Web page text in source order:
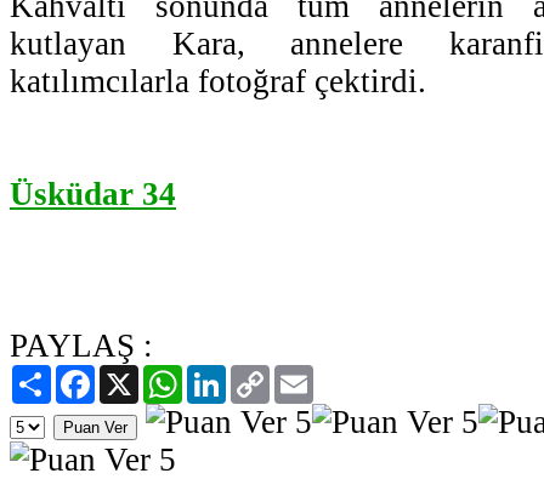
kutlayan Kara, annelere
katılımcılarla fotoğraf çektirdi.
Üsküdar 34
PAYLAŞ :
PaylaşFacebook
X WhatsAppLinkedIn
Copy
Link